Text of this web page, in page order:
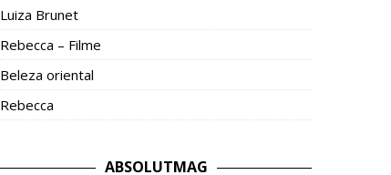
Luiza Brunet
Rebecca – Filme
Beleza oriental
Rebecca
ABSOLUTMAG